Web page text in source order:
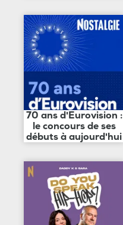
70 ans d'Eurovision :
le concours de ses
débuts à aujourd'hui